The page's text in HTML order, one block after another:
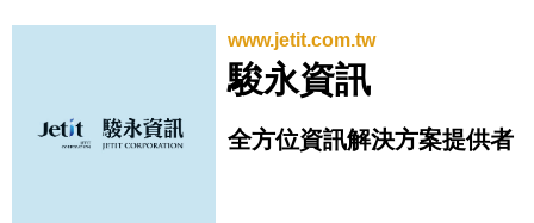
www.jetit.com.tw
駿永資訊
全方位資訊解決方案提供者